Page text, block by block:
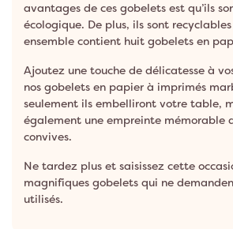
avantages de ces gobelets est qu’ils
écologique. De plus, ils sont
ensemble contient huit gobelets en
Ajoutez une touche de délicatesse à
nos gobelets en papier à imprimés
seulement ils embelliront votre table,
également une empreinte mémorable
convives.
Ne tardez plus et saisissez cette
magnifiques gobelets qui ne
utilisés.